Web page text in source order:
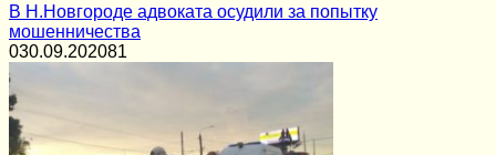
В Н.Новгороде адвоката осудили за попытку
мошенничества
030.09.202081